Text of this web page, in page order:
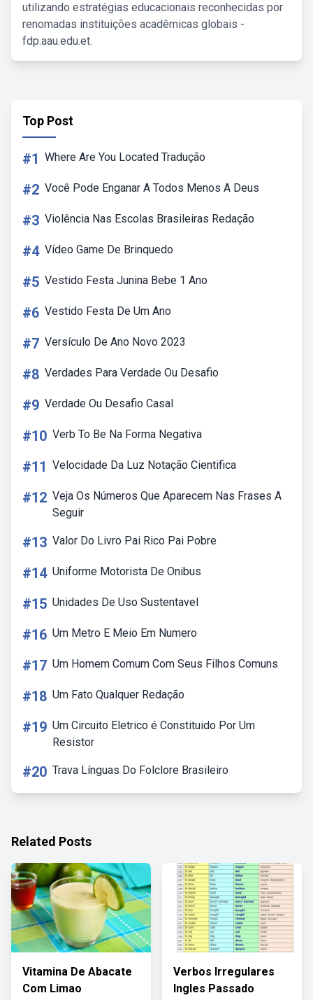
utilizando estratégias educacionais reconhecidas por
renomadas instituições acadêmicas globais -
fdp.aau.edu.et.
Top Post
#1 Where Are You Located Tradução
#2 Você Pode Enganar A Todos Menos A Deus
#3 Violência Nas Escolas Brasileiras Redação
#4 Vídeo Game De Brinquedo
#5 Vestido Festa Junina Bebe 1 Ano
#6 Vestido Festa De Um Ano
#7 Versículo De Ano Novo 2023
#8 Verdades Para Verdade Ou Desafio
#9 Verdade Ou Desafio Casal
#10 Verb To Be Na Forma Negativa
#11 Velocidade Da Luz Notação Cientifica
#12 Veja Os Números Que Aparecem Nas Frases A
Seguir
#13 Valor Do Livro Pai Rico Pai Pobre
#14 Uniforme Motorista De Onibus
#15 Unidades De Uso Sustentavel
#16 Um Metro E Meio Em Numero
#17 Um Homem Comum Com Seus Filhos Comuns
#18 Um Fato Qualquer Redação
#19 Um Circuito Eletrico é Constituido Por Um
Resistor
#20 Trava Línguas Do Folclore Brasileiro
Related Posts
Vitamina De Abacate
Com Limao
Verbos Irregulares
Ingles Passado